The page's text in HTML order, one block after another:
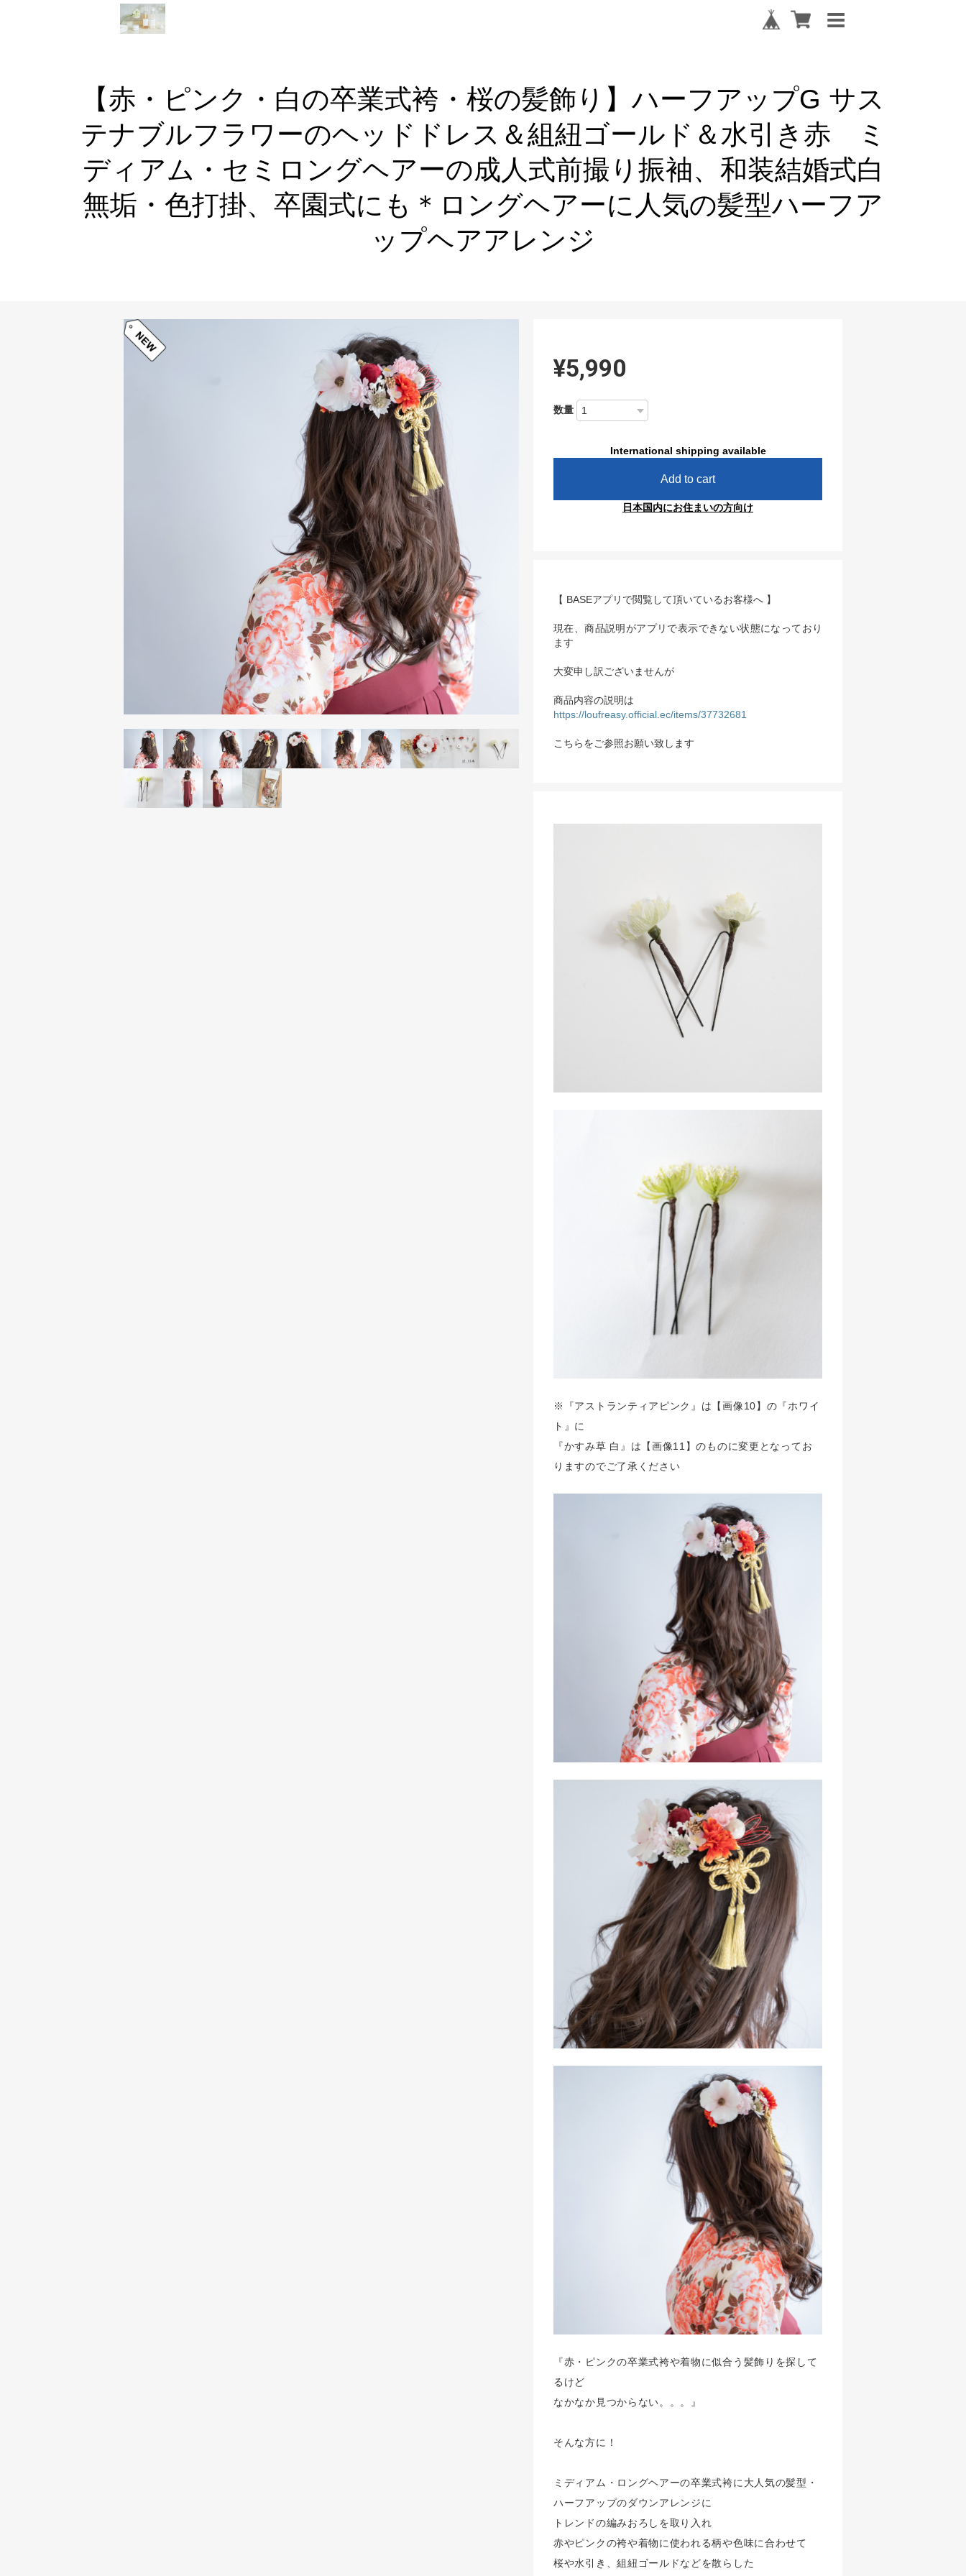
【赤・ピンク・白の卒業式袴・桜の髪飾り】ハーフアップG サス
テナブルフラワーのヘッドドレス＆組紐ゴールド＆水引き赤 ミ
ディアム・セミロングヘアーの成人式前撮り振袖、和装結婚式白
無垢・色打掛、卒園式にも＊ロングヘアーに人気の髪型ハーフア
ップヘアアレンジ
¥5,990
数量
International shipping available
Add to cart
日本国内にお住まいの方向け
【 BASEアプリで閲覧して頂いているお客様へ 】
現在、商品説明がアプリで表示できない状態になっており
ます
大変申し訳ございませんが
商品内容の説明は
https://loufreasy.official.ec/items/37732681
こちらをご参照お願い致します
※『アストランティアピンク』は【画像10】の『ホワイ
ト』に
『かすみ草 白』は【画像11】のものに変更となってお
りますのでご了承ください
『赤・ピンクの卒業式袴や着物に似合う髪飾りを探して
るけど
なかなか見つからない。。。』
そんな方に！
ミディアム・ロングヘアーの卒業式袴に大人気の髪型・
ハーフアップのダウンアレンジに
トレンドの編みおろしを取り入れ
赤やピンクの袴や着物に使われる柄や色味に合わせて
桜や水引き、組紐ゴールドなどを散らした